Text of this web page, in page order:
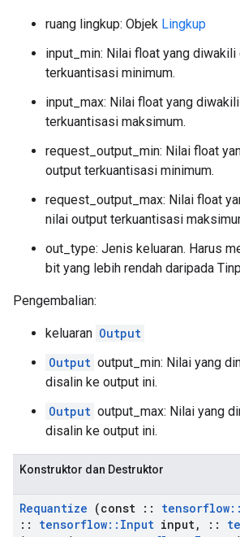
ruang lingkup: Objek Lingkup
input_min: Nilai float yang
terkuantisasi minimum.
input_max: Nilai float yang
terkuantisasi maksimum.
request_output_min: Nilai float
output terkuantisasi minimum.
request_output_max: Nilai float
nilai output terkuantisasi
out_type: Jenis keluaran. Harus
bit yang lebih rendah daripada
Pengembalian:
keluaran Output
Output output_min: Nilai yang
disalin ke output ini.
Output output_max: Nilai yang
disalin ke output ini.
Konstruktor dan Destruktor
Requantize (const :: tensorflow::
::
tensorflow:: Input input, ::